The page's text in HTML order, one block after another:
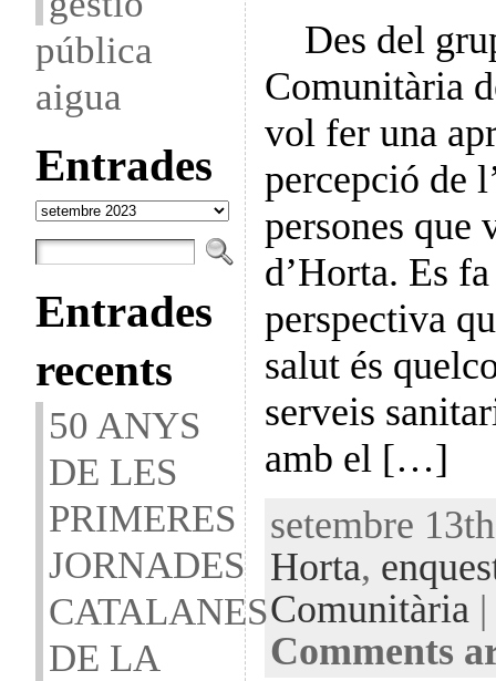
pública
aigua
Entrades
Entrades
Entrades
recents
50 ANYS
DE LES
PRIMERES
JORNADES
CATALANES
DE LA
Des del
Comunitària
vol fer una
percepció de
persones que
d’Horta. Es fa
perspectiva
salut és
serveis
amb el […]
setembre
Horta,
Comunitària|
Comments